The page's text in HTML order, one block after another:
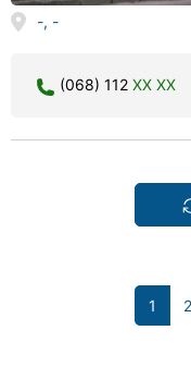
-, -
(068) 112 XX XX
1 2